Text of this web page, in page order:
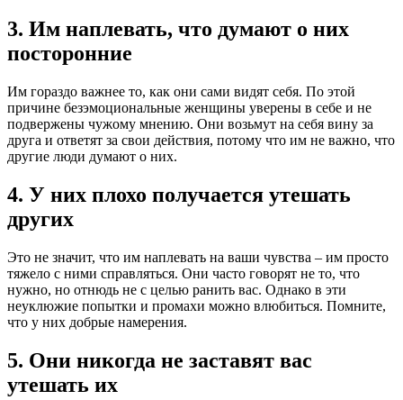
3. Им наплевать, что думают о них
посторонние
Им гораздо важнее то, как они сами видят себя. По этой
причине безэмоциональные женщины уверены в себе и не
подвержены чужому мнению. Они возьмут на себя вину за
друга и ответят за свои действия, потому что им не важно, что
другие люди думают о них.
4. У них плохо получается утешать
других
Это не значит, что им наплевать на ваши чувства – им просто
тяжело с ними справляться. Они часто говорят не то, что
нужно, но отнюдь не с целью ранить вас. Однако в эти
неуклюжие попытки и промахи можно влюбиться. Помните,
что у них добрые намерения.
5. Они никогда не заставят вас
утешать их